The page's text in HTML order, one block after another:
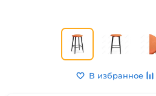
В избранное